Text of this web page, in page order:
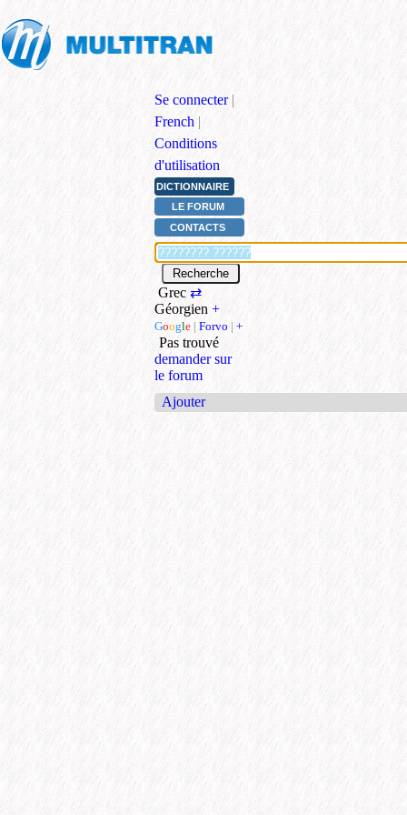
Se connecter |
French |
Conditions
d'utilisation
DICTIONNAIRE
LE FORUM
CONTACTS
Grec ⇄
Géorgien +
Google | Forvo | +
Pas trouvé
demander sur
le forum
Ajouter